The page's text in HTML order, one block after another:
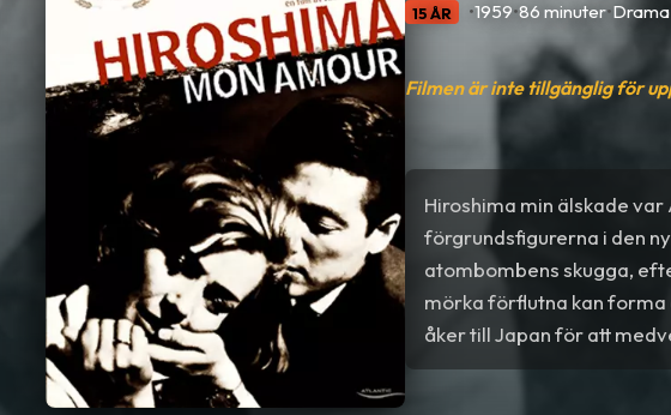
15 ÅR •1959•86 minuter•Drama
Filmen är inte tillgänglig för
Hiroshima min älskade
förgrundsfigurerna i den
atombombens skugga,
mörka förflutna kan forma
åker till Japan för att
dygnet innan hon ska